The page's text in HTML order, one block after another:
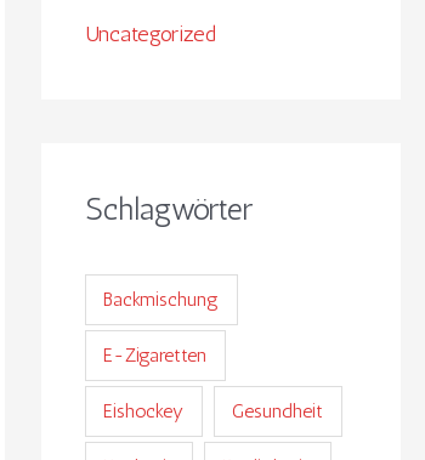
Uncategorized
Schlagwörter
Backmischung
E-Zigaretten
Eishockey Gesundheit